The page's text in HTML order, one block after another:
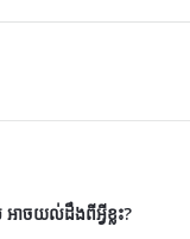
អាចយល់ដឹងពីអ្វីខ្លះ?